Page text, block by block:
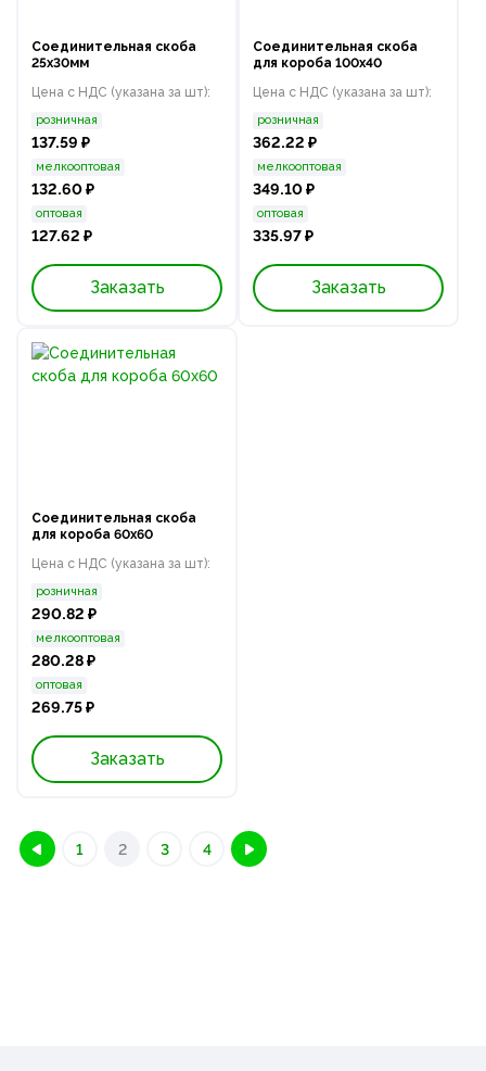
Соединительная скоба
25х30мм
Цена с НДС (указана за шт):
розничная
137.59 ₽
мелкооптовая
132.60 ₽
оптовая
127.62 ₽
Заказать
Соединительная скоба
для короба 100х40
Цена с НДС (указана за шт):
розничная
362.22 ₽
мелкооптовая
349.10 ₽
оптовая
335.97 ₽
Заказать
Соединительная скоба
для короба 60х60
Цена с НДС (указана за шт):
розничная
290.82 ₽
мелкооптовая
280.28 ₽
оптовая
269.75 ₽
Заказать
1 2 3 4